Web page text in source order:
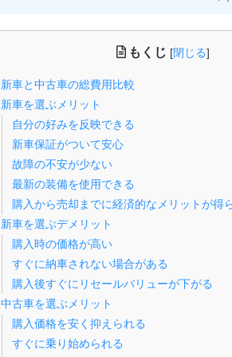
もくじ [閉じる]
新車と中古車の総費用比較
新車を選ぶメリット
自分の好みを反映できる
新車保証がついて安心
故障の不安が少ない
最新の装備を使用できる
購入から売却までに経済的なメリットが得
新車を選ぶデメリット
購入時の価格が高い
すぐに納車されない場合がある
購入後すぐにリセールバリューが下がる
中古車を選ぶメリット
購入価格を安く抑えられる
すぐに乗り始められる